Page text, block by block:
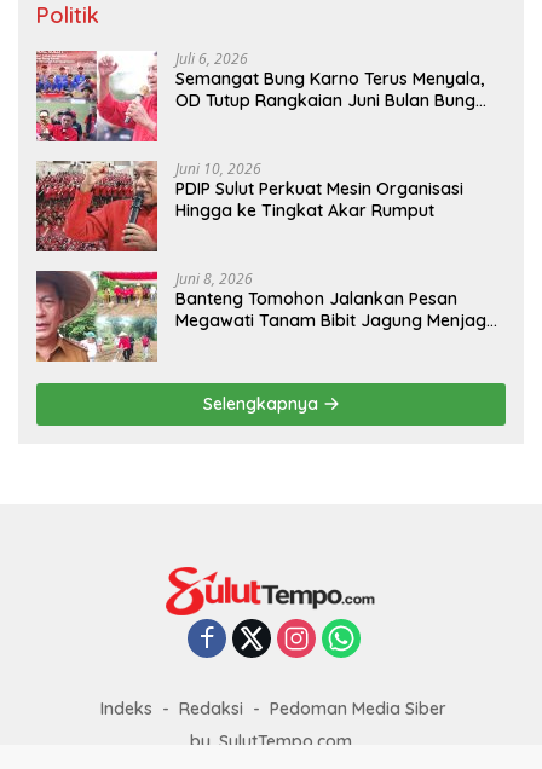
Politik
Juli 6, 2026
Semangat Bung Karno Terus Menyala,
OD Tutup Rangkaian Juni Bulan Bung
Juni 10, 2026
PDIP Sulut Perkuat Mesin Organisasi
Hingga ke Tingkat Akar Rumput
Juni 8, 2026
Banteng Tomohon Jalankan Pesan
Megawati Tanam Bibit Jagung Menjaga
Selengkapnya
Indeks Redaksi
Pedoman Media Siber
by. SulutTempo.com